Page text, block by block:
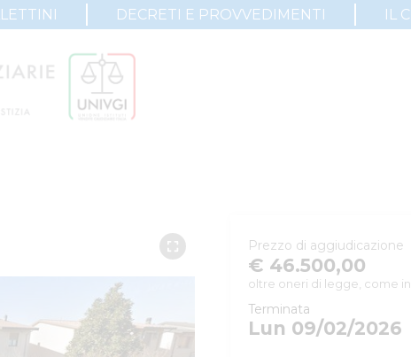
DECRETI E PROVVEDIMENTI IL
Prezzo di aggiudicazione
€ 46.500,00
oltre oneri di legge, come
Terminata
Lun 09/02/2026